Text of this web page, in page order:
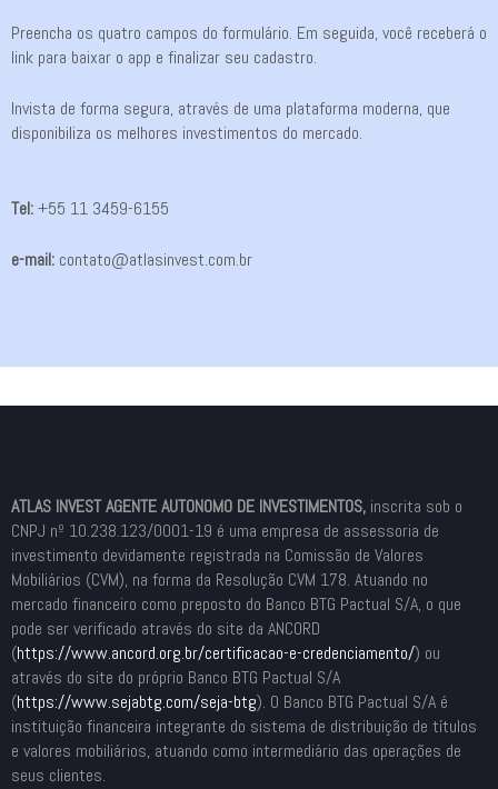
Preencha os quatro campos do formulário. Em seguida, você receberá o
link para baixar o app e finalizar seu cadastro.
Invista de forma segura, através de uma plataforma moderna, que
disponibiliza os melhores investimentos do mercado.
Tel:+55 11 3459-6155
e-mail: contato@atlasinvest.com.br
ATLAS INVEST AGENTE AUTONOMO DE INVESTIMENTOS, inscrita sob o
CNPJ nº 10.238.123/0001-19 é uma empresa de assessoria de
investimento devidamente registrada na Comissão de Valores
Mobiliários (CVM), na forma da Resolução CVM 178. Atuando no
mercado financeiro como preposto do Banco BTG Pactual S/A, o que
pode ser verificado através do site da ANCORD
(https://www.ancord.org.br/certificacao-e-credenciamento/) ou
através do site do próprio Banco BTG Pactual S/A
(https://www.sejabtg.com/seja-btg). O Banco BTG Pactual S/A é
instituição financeira integrante do sistema de distribuição de títulos
e valores mobiliários, atuando como intermediário das operações de
seus clientes.